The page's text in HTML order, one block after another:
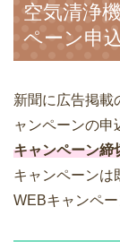
空気清浄
ペーン申
新聞に広告掲載
ャンペーンの申
キャンペーン締
キャンペーンは
WEBキャンペ